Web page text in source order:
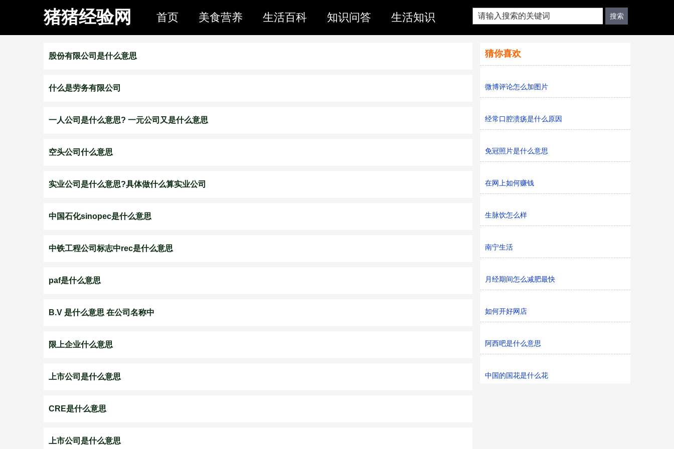
猪猪经验网 首页 美食营养 生活百科 知识问答 生活知识
股份有限公司是什么意思
什么是劳务有限公司
一人公司是什么意思? 一元公司又是什么意思
空头公司什么意思
实业公司是什么意思?具体做什么算实业公司
中国石化sinopec是什么意思
中铁工程公司标志中rec是什么意思
paf是什么意思
B.V 是什么意思 在公司名称中
限上企业什么意思
上市公司是什么意思
CRE是什么意思
上市公司是什么意思
猜你喜欢
微博评论怎么加图片
经常口腔溃疡是什么原因
免冠照片是什么意思
在网上如何赚钱
生脉饮怎么样
南宁生活
月经期间怎么减肥最快
如何开好网店
阿西吧是什么意思
中国的国花是什么花